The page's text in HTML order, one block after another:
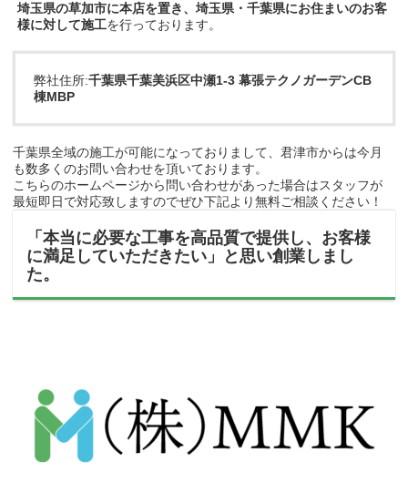
埼玉県の草加市に本店を置き、埼玉県・千葉県にお住まいのお客
様に対して施工を行っております。
弊社住所:千葉県千葉美浜区中瀬1-3 幕張テクノガーデンCB
棟MBP
千葉県全域の施工が可能になっておりまして、君津市からは今月
も数多くのお問い合わせを頂いております。
こちらのホームページから問い合わせがあった場合はスタッフが
最短即日で対応致しますのでぜひ下記より無料ご相談ください！
「本当に必要な工事を高品質で提供し、お客様
に満足していただきたい」と思い創業しまし
た。